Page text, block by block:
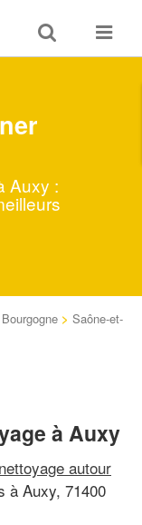
Toggle
search
Toggle
Auxy :
Bourgogne > Saône-et-
à Auxy
autour
à Auxy, 71400